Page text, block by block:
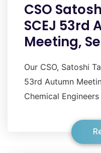
CSO
SCEJ 53rd
Meeting,
Our CSO, Satoshi
53rd Autumn
Chemical